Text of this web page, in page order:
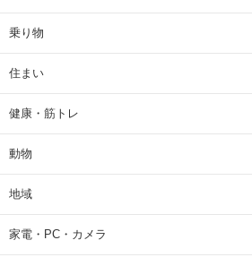
乗り物
住まい
健康・筋トレ
動物
地域
家電・PC・カメラ